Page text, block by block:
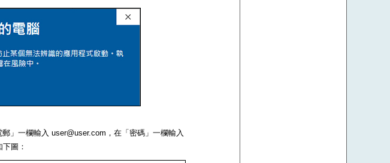
」一欄輸入 user@user.com，在「密碼」一欄輸入
圖：